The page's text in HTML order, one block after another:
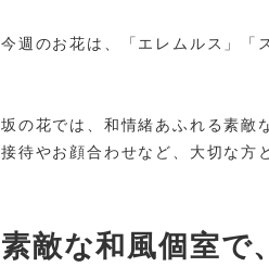
今週のお花は、「エレムルス」「
坂の花では、和情緒あふれる素敵
接待やお顔合わせなど、大切な方
素敵な和風個室で